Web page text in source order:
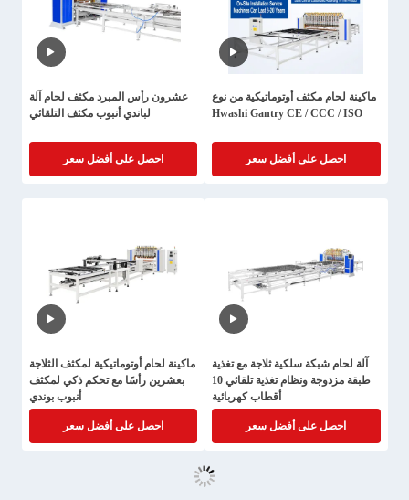
ماكينة لحام مكثف أوتوماتيكية من نوع
Hwashi Gantry CE / CCC / ISO
احصل على أفضل سعر
عشرون رأس المبرد مكثف لحام آلة
لباندي أنبوب مكثف التلقائي
احصل على أفضل سعر
آلة لحام شبكة سلكية ثلاجة مع تغذية
طبقة مزدوجة ونظام تغذية تلقائي 10
أقطاب كهربائية
احصل على أفضل سعر
ماكينة لحام أوتوماتيكية لمكثف الثلاجة
بعشرين رأسًا مع تحكم ذكي لمكثف
أنبوب بوندي
احصل على أفضل سعر